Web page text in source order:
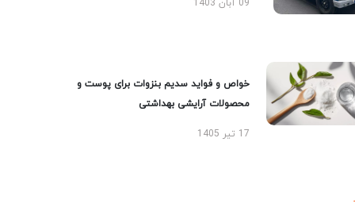
09 آبان 1403
خواص و فواید سدیم بنزوات برای پوست و
محصولات آرایشی بهداشتی
17 تیر 1405